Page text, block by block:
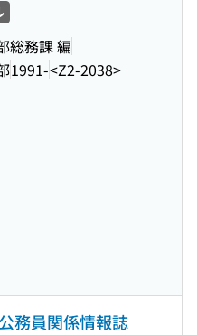
総務課 編
1991-<Z2-2038>
務員関係情報誌